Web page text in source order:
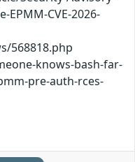
CVE-2026-
568818.php
knows-bash-far-
pre-auth-rces-